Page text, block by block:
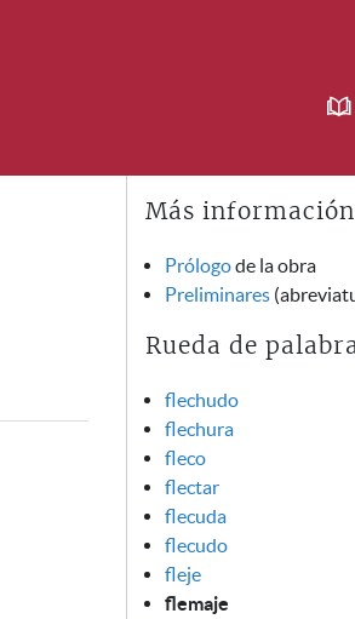
Más información
Prólogode la obra
Preliminares
Rueda de
flechudo
flechura
fleco
flectar
flecuda
flecudo
fleje
flemaje